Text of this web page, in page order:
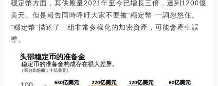
穩定幣方面，其供應量2021年至今已增長三倍，達到1200億
美元。但是報告同時呼吁大家不要被“穩定幣”一詞忽悠住。
“穩定幣”描述了一組非常多樣化的加密資產，可能會產生誤
導。